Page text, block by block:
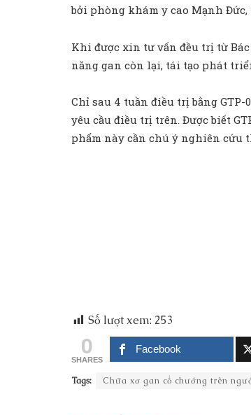
bởi phòng khám y cao Mạnh
Khi được xin tư vấn đều trị từ
năng gan còn lại, tái tạo phát
Chỉ sau 4 tuần điều trị bằng
yêu cầu điều trị trên. Được biết
phẩm này cần chú ý nghiên cứu
Số lượt xem: 253
0
SHARES
Facebook
Tags: Chữa xơ gan cổ chướng trên